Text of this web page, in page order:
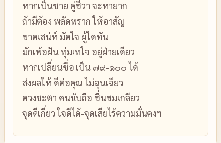
หากเป็นชาย คู่ชีวา จะหายาก
ถ้ามีต้อง พลัดพราก ให้อาสัญ
ขาดเสน่ห์ มัดใจ ผู้ใดทัน
มักเพ้อฝัน ทุ่มเทใจ อยู่ฝ่ายเดียว
หากเปลี่ยนชื่อ เป็น ๗๙-๑๐๐ ได้
ส่งผลให้ ดีต่อคุณ ไม่ฉุนเฉียว
ดวงชะตา คนนับถือ ชื่นชมเกลียว
จุดดีเกี่ยว ใจดีได้-จุดเสียไร้ความมั่นคงฯ